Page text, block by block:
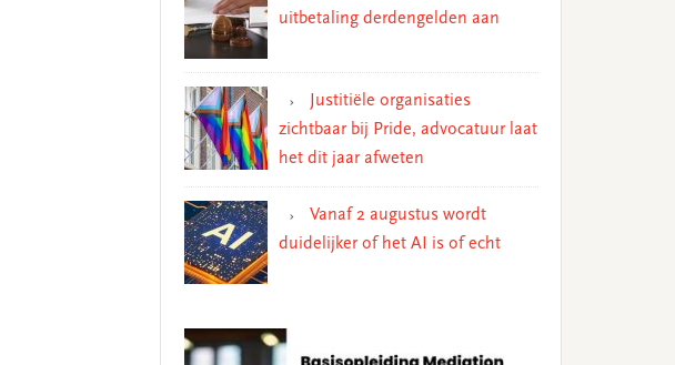
uitbetaling derdengelden aan
Justitiële organisaties
zichtbaar bij Pride, advocatuur laat
het dit jaar afweten
Vanaf 2 augustus wordt
duidelijker of het AI is of echt